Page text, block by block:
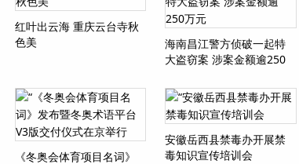
红叶出云海 重庆云台寺秋
色美
海南昌江警方侦破一起特
大盗窃案 涉案金额逾250
《冬奥会体育项目名词》
安徽岳西县禁毒办开展禁
毒知识宣传培训会